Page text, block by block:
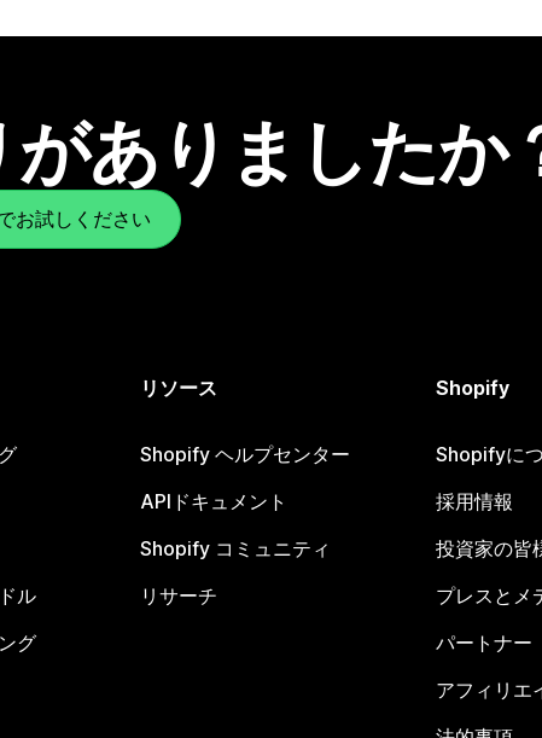
ありましたか
お試しください
ル
グ
リソース
Shopify ヘルプセンター
APIドキュメント
Shopify コミュニティ
リサーチ
Shopify
Shopifyに
採用情報
投資家の皆
プレスとメ
パートナー
アフィリエ